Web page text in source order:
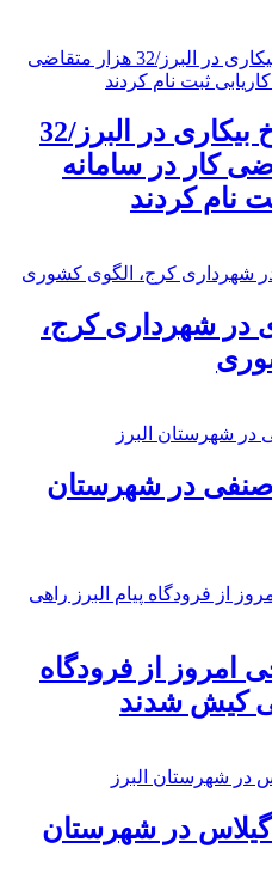
کاهش نرخ بیکاری در البرز/32
کار در سامانه
نام کردند
در شهرداری کرج،
واحد صنفی در شهرستان
امروز از فرودگاه
کیش شدند
گیلاس در شهرستان